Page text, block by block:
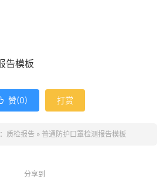
赞(0) 打赏
质检报告 » 普通防护口罩检测报告模板
分享到